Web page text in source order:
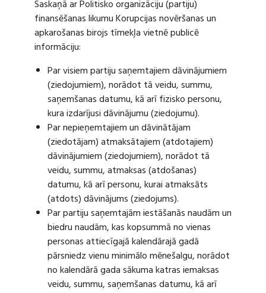
Saskaņā ar Politisko organizāciju (partiju)
finansēšanas likumu Korupcijas novēršanas un
apkarošanas birojs tīmekļa vietnē publicē
informāciju:
Par visiem partiju saņemtajiem dāvinājumiem
(ziedojumiem), norādot tā veidu, summu,
saņemšanas datumu, kā arī fizisko personu,
kura izdarījusi dāvinājumu (ziedojumu).
Par nepieņemtajiem un dāvinātājam
(ziedotājam) atmaksātajiem (atdotajiem)
dāvinājumiem (ziedojumiem), norādot tā
veidu, summu, atmaksas (atdošanas)
datumu, kā arī personu, kurai atmaksāts
(atdots) dāvinājums (ziedojums).
Par partiju saņemtajām iestāšanās naudām un
biedru naudām, kas kopsummā no vienas
personas attiecīgajā kalendārajā gadā
pārsniedz vienu minimālo mēnešalgu, norādot
no kalendārā gada sākuma katras iemaksas
veidu, summu, saņemšanas datumu, kā arī